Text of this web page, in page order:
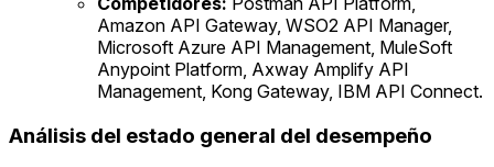
Amazon API Gateway, WSO2 API Manager,
Microsoft Azure API Management, MuleSoft
Anypoint Platform, Axway Amplify API
Management, Kong Gateway, IBM API Connect.
Análisis del estado general del desempeño